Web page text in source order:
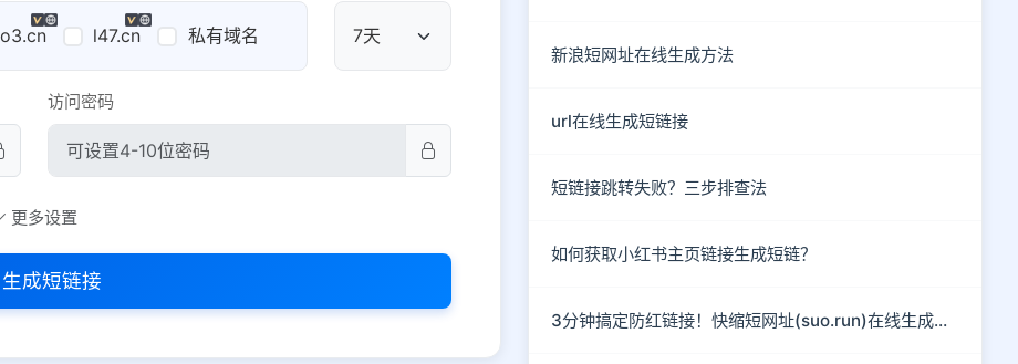
l47.cn 私有域名 公共域名
访问密码
平台设置
iOS Android PC 其他
更多设置
生成短链接
新浪短网址在线生成方法
url在线生成短链接
短链接跳转失败？三步排查法
如何获取小红书主页链接生成短链？
3分钟搞定防红链接！快缩短网址(suo.run)在线生成指南